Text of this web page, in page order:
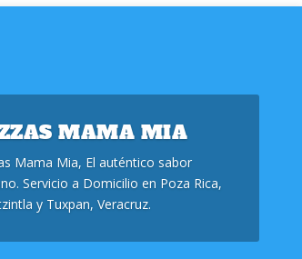
MAMA MIA
Mama Mia, El auténtico sabor
Servicio a Domicilio en Poza Rica,
y Tuxpan, Veracruz.